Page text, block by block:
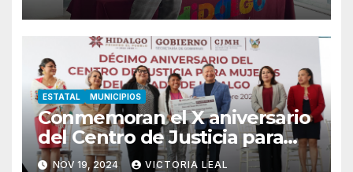
ESTATAL MUNICIPIOS
Conmemoran el X aniversario
del Centro de Justicia para
Mujeres de Hidalgo
NOV 19, 2024 VICTORIA LEAL